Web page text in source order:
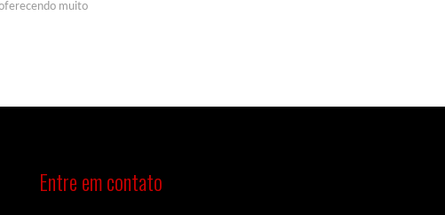
muito
Entre em contato